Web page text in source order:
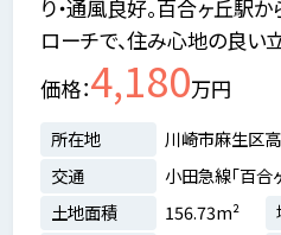
り・通風良好。百合ヶ丘駅
ローチで、住み心地の良い
価格 4,180万円
所在地
川崎市麻生区
交通
小田急線「百合
土地面積
156.73m²